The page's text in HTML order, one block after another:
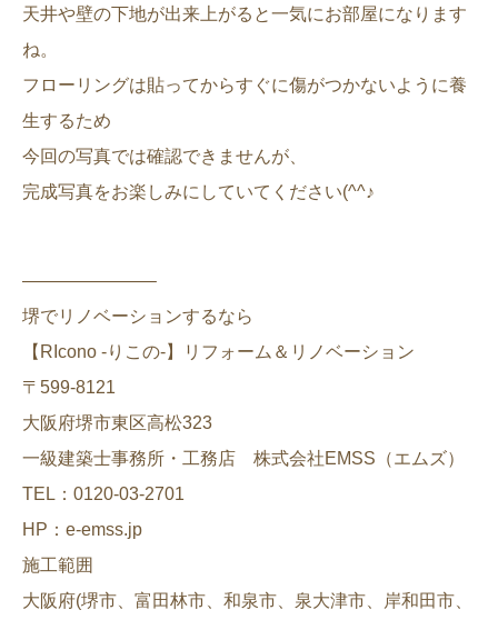
天井や壁の下地が出来上がると一気にお部屋になります
ね。
フローリングは貼ってからすぐに傷がつかないように養
生するため
今回の写真では確認できませんが、
完成写真をお楽しみにしていてください(^^♪
———————–
堺でリノベーションするなら
【RIcono -りこの-】リフォーム＆リノベーション
〒599-8121
大阪府堺市東区高松323
一級建築士事務所・工務店 株式会社EMSS（エムズ）
TEL：0120-03-2701
HP：e-emss.jp
施工範囲
大阪府(堺市、富田林市、和泉市、泉大津市、岸和田市、